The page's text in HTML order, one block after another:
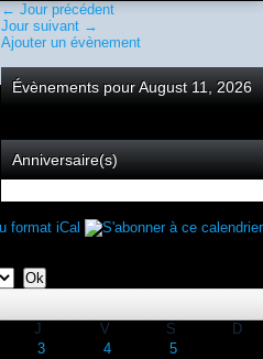
← Jour précédent
Jour suivant →
Ajouter un évènement
Évènements pour August 11, 2026
Anniversaire(s)
J V S
D
3 4
5